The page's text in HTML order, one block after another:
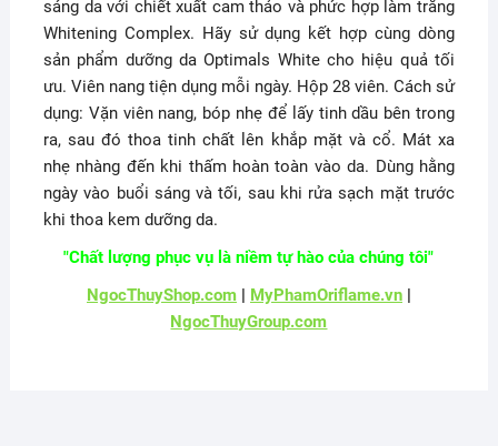
sáng da với chiết xuất cam thảo và phức hợp làm trắng
Whitening Complex. Hãy sử dụng kết hợp cùng dòng
sản phẩm dưỡng da Optimals White cho hiệu quả tối
ưu. Viên nang tiện dụng mỗi ngày. Hộp 28 viên. Cách sử
dụng: Vặn viên nang, bóp nhẹ để lấy tinh dầu bên trong
ra, sau đó thoa tinh chất lên khắp mặt và cổ. Mát xa
nhẹ nhàng đến khi thấm hoàn toàn vào da. Dùng hằng
ngày vào buổi sáng và tối, sau khi rửa sạch mặt trước
khi thoa kem dưỡng da.
"Chất lượng phục vụ là niềm tự hào của chúng tôi"
NgocThuyShop.com| MyPhamOriflame.vn|
NgocThuyGroup.com